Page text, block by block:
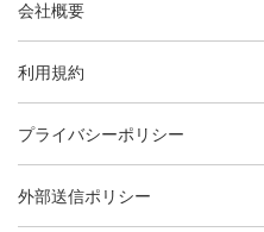
会社概要
利用規約
プライバシーポリシー
外部送信ポリシー